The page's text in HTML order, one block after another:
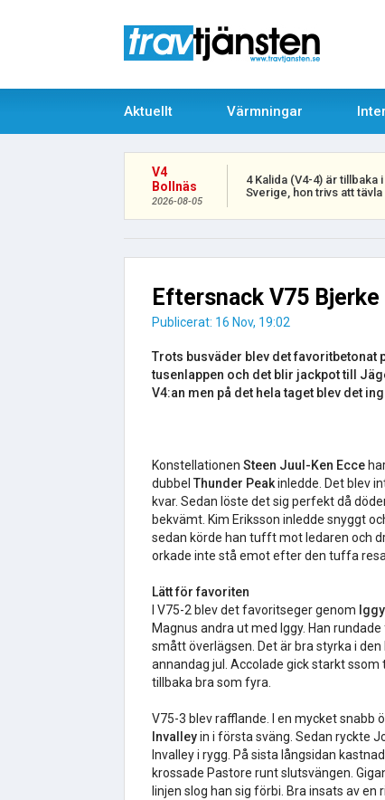
Aktuellt Värmningar
V4
Bollnäs
2026-08-05
4 Kalida (V4-4) är tillbaka i
Sverige, hon trivs att tävla
Eftersnack V75 Bjerke
Publicerat: 16 Nov, 19:02
Trots busväder blev det favoritbetonat
tusenlappen och det blir jackpot till
V4:an men på det hela taget blev det
Konstellationen Steen Juul-Ken Ecce
dubbel Thunder Peakinledde. Det blev
kvar. Sedan löste det sig perfekt då
bekvämt. Kim Eriksson inledde snyggt
sedan körde han tufft mot ledaren och
orkade inte stå emot efter den tuffa
Lätt för favoriten
I V75-2 blev det favoritseger genom
Magnus andra ut med Iggy. Han
smått överlägsen. Det är bra styrka i
annandag jul. Accolade gick starkt
tillbaka bra som fyra.
V75-3 blev rafflande. I en mycket snabb
Invalleyin i första sväng. Sedan ryckte
Invalley i rygg. På sista långsidan
krossade Pastore runt slutsvängen.
linjen slog han sig förbi. Bra insats av